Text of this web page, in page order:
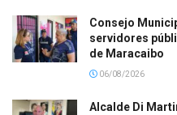
Consejo
servidores
de Maracaibo
06/08/2026
Alcalde Di